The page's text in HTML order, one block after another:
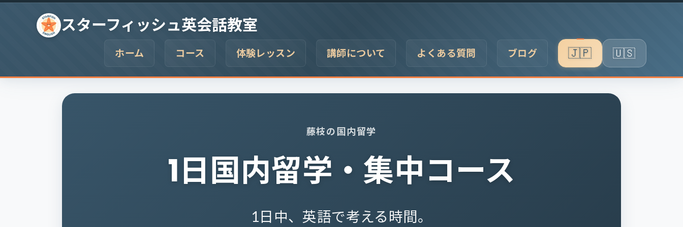
スターフィッシュ英会話教室
ホーム コース 体験レッスン 講師について よくある質問 ブログ 🇯🇵
日本語
🇺🇸
English
藤枝の国内留学
1日国内留学・集中コース
1日中、英語で考える時間。